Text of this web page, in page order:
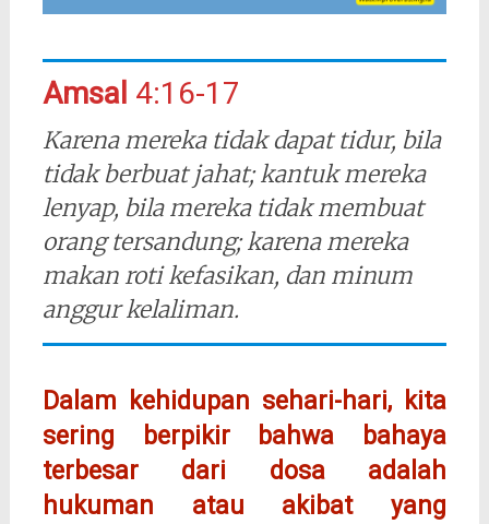
Amsal 4:16-17
Karena mereka tidak dapat tidur, bila
tidak berbuat jahat; kantuk mereka
lenyap, bila mereka tidak membuat
orang tersandung; karena mereka
makan roti kefasikan, dan minum
anggur kelaliman.
Dalam kehidupan sehari-hari, kita
sering berpikir bahwa bahaya
terbesar dari dosa adalah
hukuman atau akibat yang